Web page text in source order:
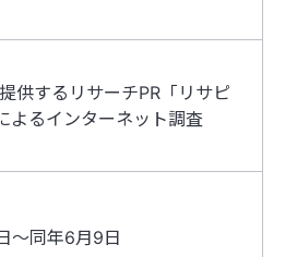
供するリサーチPR「リサピ
よるインターネット調査
〜同年6月9日